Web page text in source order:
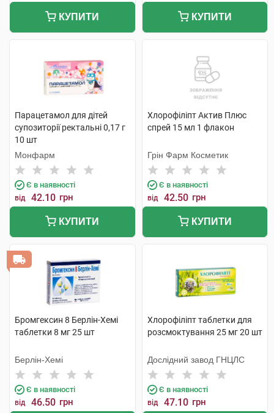
КУПИТИ КУПИТИ
Парацетамол для дітей
супозиторії ректальні 0,17 г
10 шт
Монфарм
Є в наявності
від 42.10 грн
КУПИТИ
Хлорофіліпт Актив Плюс
спрей 15 мл 1 флакон
Грін Фарм Косметик
Є в наявності
від 42.50 грн
КУПИТИ
Бромгексин 8 Берлін-Хемі
таблетки 8 мг 25 шт
Берлін-Хемі
Є в наявності
від 46.50 грн
Хлорофіліпт таблетки для
розсмоктування 25 мг 20 шт
Дослідний завод ГНЦЛС
Є в наявності
від 47.10 грн